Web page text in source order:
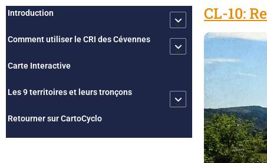
Introduction
Comment utiliser le CRI des Cévennes
Carte Interactive
Les 9 territoires et leurs tronçons
Retourner sur CartoCyclo
CL-10: